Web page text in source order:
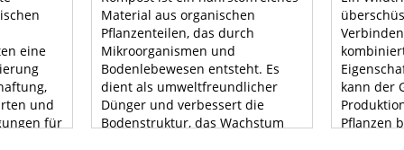
eine
und
für
Material aus organischen
Pflanzenteilen, das durch
Mikroorganismen und
Bodenlebewesen entsteht. Es
dient als umweltfreundlicher
Dünger und verbessert die
Bodenstruktur, das Wachstum
kann der
Pflanzen